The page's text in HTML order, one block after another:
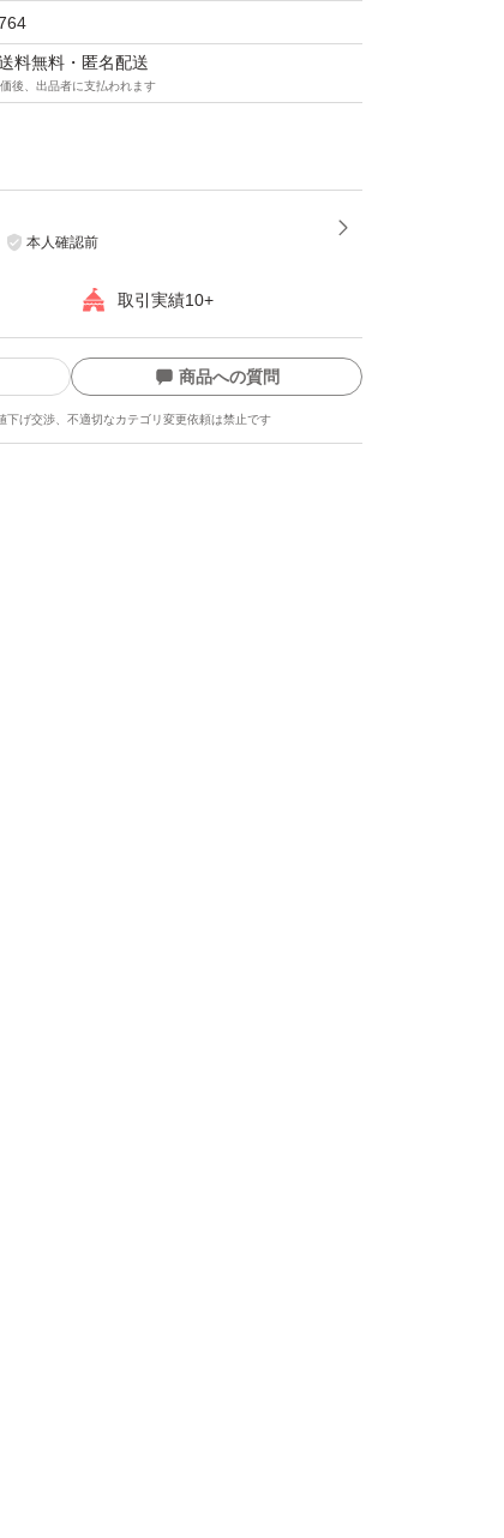
料無料・匿名配送
後、出品者に支払われます
本人確認前
取引実績10+
い
商品への質問
下げ交渉、不適切なカテゴリ変更依頼は禁止です